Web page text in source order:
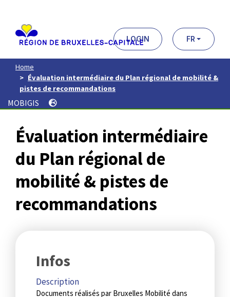
contenu
principal
LOGIN FR
Home
Évaluation intermédiaire du Plan régional de mobilité &
pistes de recommandations
MOBIGIS
Évaluation intermédiaire
du Plan régional de
mobilité & pistes de
recommandations
Infos
Description
Documents réalisés par Bruxelles Mobilité dans